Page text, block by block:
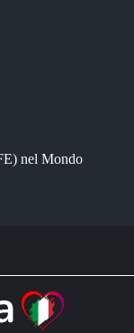
nel Mondo